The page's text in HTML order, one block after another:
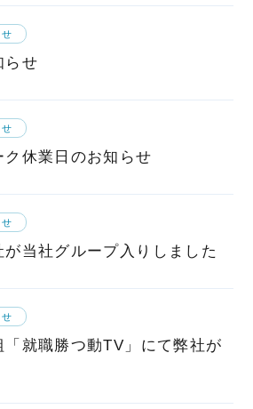
らせ
休業日のお知らせ
当社グループ入りしました
就職勝つ動TV」にて弊社が